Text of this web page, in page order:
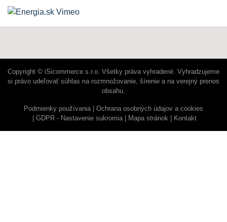
Copyright © iSicommerce s.r.o. Všetky práva vyhradené. Vyhradzujeme
si právo udeľovať súhlas na rozmnožovanie, šírenie a na verejný prenos
obsahu.
Podmienky používania
Ochrana osobných údajov a cookies
GDPR - Nastavenie sukromia
Mapa stránok Kontakt